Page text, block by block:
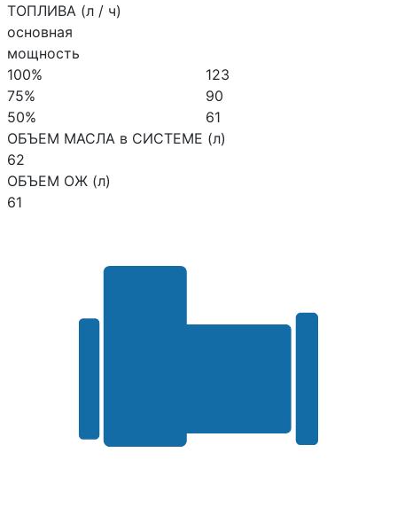
ТОПЛИВА (л / ч)
основная
мощность
100%
123
75%
90
50%
61
ОБЪЕМ МАСЛА в СИСТЕМЕ (л)
62
ОБЪЕМ ОЖ (л)
61